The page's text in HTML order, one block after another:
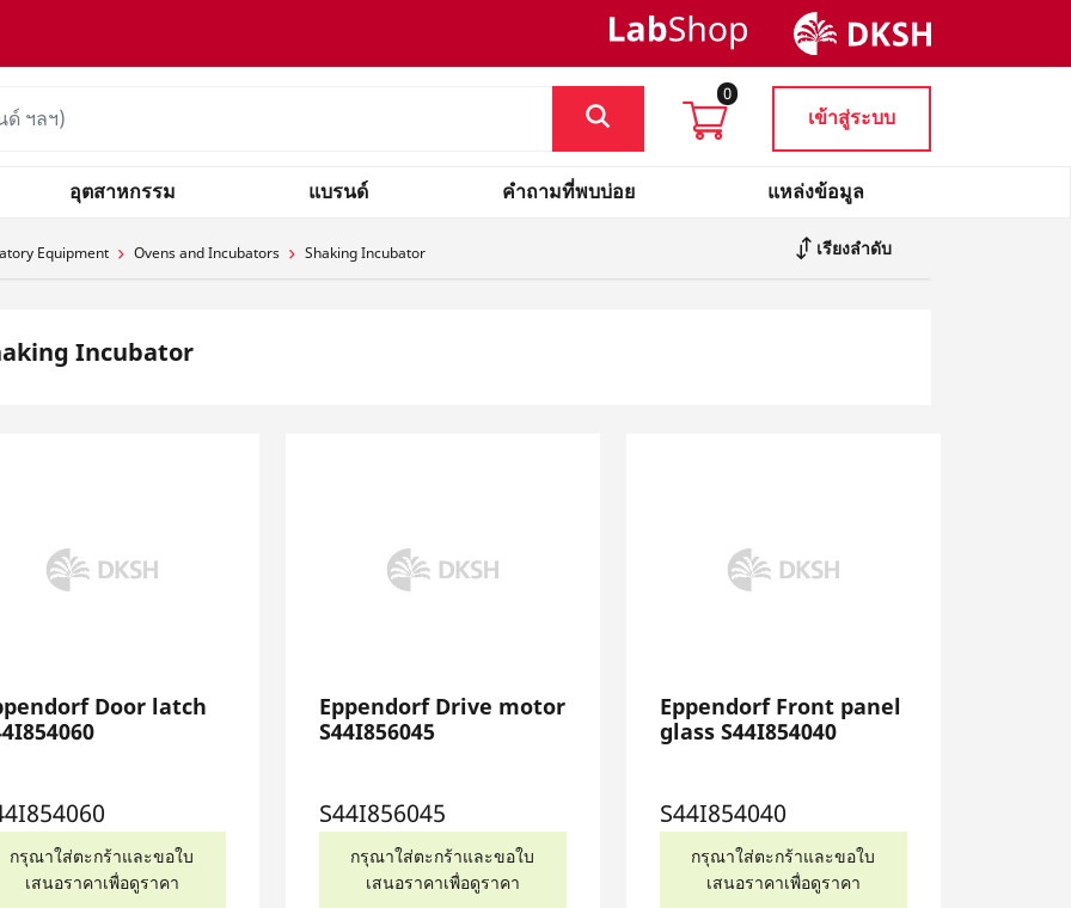
0
เข้าสู่ระบบ
อุตสาหกรรม แบรนด์ คำถามที่พบบ่อย แหล่งข้อมูล
Equipment Ovens and Incubators Shaking Incubator เรียงลำดับ
Incubator
Door latch
กรุณาใส่ตะกร้าและขอใบ
เสนอราคาเพื่อดูราคา
Eppendorf Drive motor
S44I856045
S44I856045
กรุณาใส่ตะกร้าและขอใบ
เสนอราคาเพื่อดูราคา
Eppendorf Front panel
glass S44I854040
S44I854040
กรุณาใส่ตะกร้าและขอใบ
เสนอราคาเพื่อดูราคา